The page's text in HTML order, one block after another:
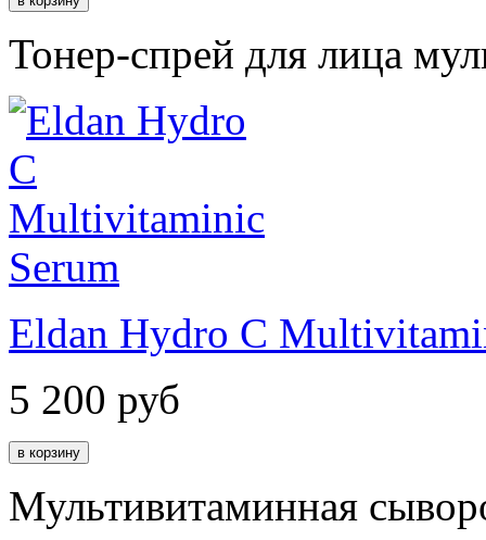
Тонер-спрей для лица
Eldan Hydro C
5 200 руб
Мультивитаминная